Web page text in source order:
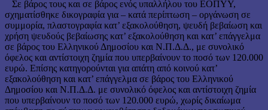
Σε βάρος τους και σε βάρος ενός υπαλλήλου του ΕΟΠΥΥ,
σχηματίσθηκε δικογραφία για – κατά περίπτωση – οργάνωση σε
συμμορία, πλαστογραφία κατ’ εξακολούθηση, ψευδή βεβαίωση και
χρήση ψευδούς βεβαίωσης κατ’ εξακολούθηση και κατ’ επάγγελμα
σε βάρος του Ελληνικού Δημοσίου και Ν.Π.Δ.Δ., με συνολικό
όφελος και αντίστοιχη ζημία που υπερβαίνουν το ποσό των 120.000
ευρώ. Επίσης κατηγορούνται για απάτη από κοινού κατ’
εξακολούθηση και κατ’ επάγγελμα σε βάρος του Ελληνικού
Δημοσίου και Ν.Π.Δ.Δ. με συνολικό όφελος και αντίστοιχη ζημία
που υπερβαίνουν το ποσό των 120.000 ευρώ, χωρίς δικαίωμα